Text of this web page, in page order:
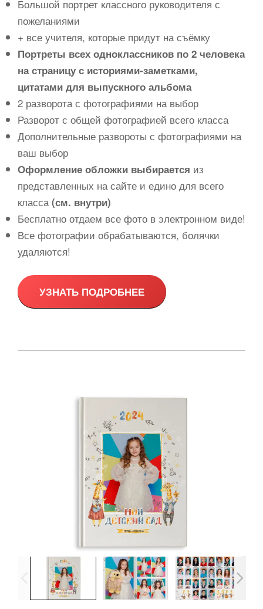
Большой портрет классного руководителя с
пожеланиями
+ все учителя, которые придут на съёмку
Портреты всех одноклассников по 2 человека
на страницу с историями-заметками,
цитатами для выпускного альбома
2 разворота с фотографиями на выбор
Разворот с общей фотографией всего класса
Дополнительные развороты с фотографиями на
ваш выбор
Оформление обложки выбирается из
представленных на сайте и едино для всего
класса(см. внутри)
Бесплатно отдаем все фото в электронном виде!
Все фотографии обрабатываются, болячки
удаляются!
УЗНАТЬ ПОДРОБНЕЕ